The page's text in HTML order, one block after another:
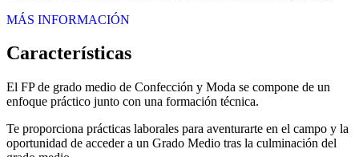
MÁS INFORMACIÓN
Características
El FP de grado medio de Confección y Moda se compone de un
enfoque práctico junto con una formación técnica.
Te proporciona prácticas laborales para aventurarte en el campo y la
oportunidad de acceder a un Grado Medio tras la culminación del